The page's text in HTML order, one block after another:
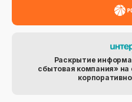
Раскрытие
сбытовая компания»